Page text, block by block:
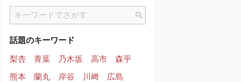
話題のキーワード
梨杏
青葉 乃木坂 高市
森平
熊本
蘭丸 岸谷 川﨑
広島